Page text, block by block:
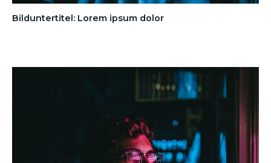
Bilduntertitel: Lorem ipsum dolor